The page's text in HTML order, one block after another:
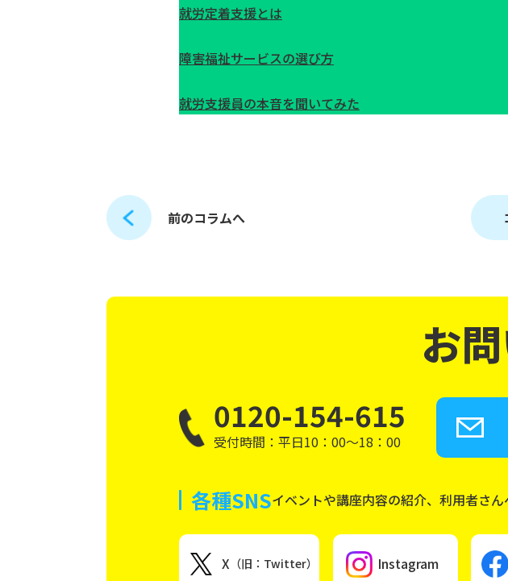
就労定着支援とは
障害福祉サービスの選び方
就労支援員の本音を聞いてみた
前のコラムへ
お
0120-154-615
受付時間：平日10：00～18：00
各種SNSイベントや講座内容の紹介、利用者さ
X （旧：Twitter） Instagram